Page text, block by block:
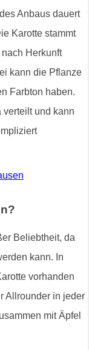
Anbaus dauert
Karotte stammt
Herkunft
kann die Pflanze
Farbton haben.
verteilt und kann
Beliebtheit, da
kann. In
vorhanden
Allrounder in jeder
mit Äpfel